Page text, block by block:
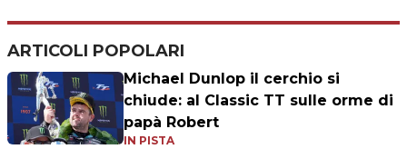
ARTICOLI POPOLARI
Michael Dunlop il cerchio si
chiude: al Classic TT sulle orme di
papà Robert
IN PISTA